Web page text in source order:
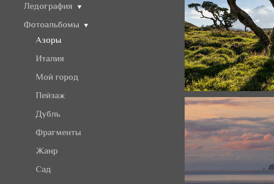
Ледография ▼
Фотоальбомы ▼
Азоры
Италия
Мой город
Пейзаж
Дубль
Фрагменты
Жанр
Сад